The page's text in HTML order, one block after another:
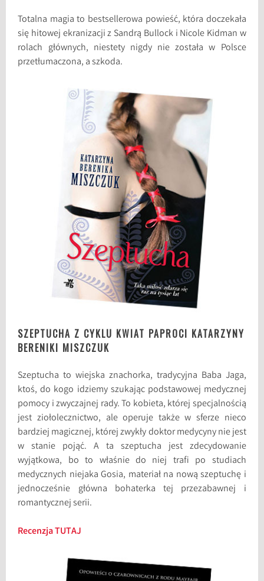
Totalna magia to bestsellerowa powieść, która doczekała
się hitowej ekranizacji z Sandrą Bullock i Nicole Kidman w
rolach głównych, niestety nigdy nie została w Polsce
przetłumaczona, a szkoda.
SZEPTUCHA Z CYKLU KWIAT PAPROCI KATARZYNY
BERENIKI MISZCZUK
Szeptucha to wiejska znachorka, tradycyjna Baba Jaga,
ktoś, do kogo idziemy szukając podstawowej medycznej
pomocy i zwyczajnej rady. To kobieta, której specjalnością
jest ziołolecznictwo, ale operuje także w sferze nieco
bardziej magicznej, której zwykły doktor medycyny nie jest
w stanie pojąć. A ta szeptucha jest zdecydowanie
wyjątkowa, bo to właśnie do niej trafi po studiach
medycznych niejaka Gosia, materiał na nową szeptuchę i
jednocześnie główna bohaterka tej przezabawnej i
romantycznej serii.
Recenzja TUTAJ